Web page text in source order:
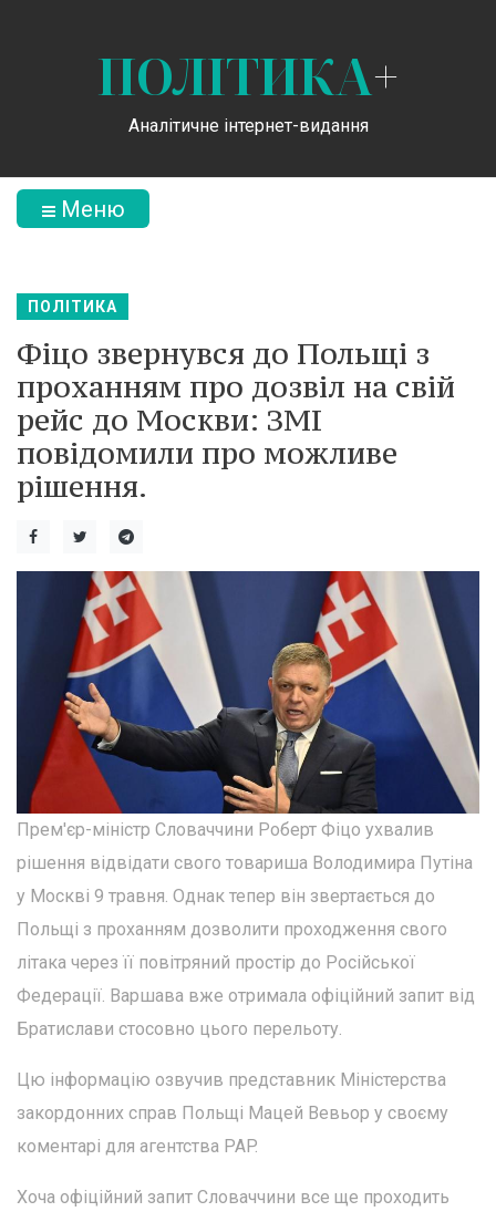
ПОЛІТИКА+
Аналітичне інтернет-видання
Меню
ПОЛІТИКА
Фіцо звернувся до Польщі з
проханням про дозвіл на свій
рейс до Москви: ЗМІ
повідомили про можливе
рішення.
Прем'єр-міністр Словаччини Роберт Фіцо ухвалив
рішення відвідати свого товариша Володимира Путіна
у Москві 9 травня. Однак тепер він звертається до
Польщі з проханням дозволити проходження свого
літака через її повітряний простір до Російської
Федерації. Варшава вже отримала офіційний запит від
Братислави стосовно цього перельоту.
Цю інформацію озвучив представник Міністерства
закордонних справ Польщі Мацей Вевьор у своєму
коментарі для агентства PAP.
Хоча офіційний запит Словаччини все ще проходить